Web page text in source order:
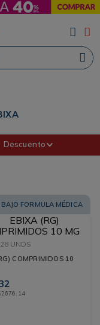
Descuento
FORMULA MÉDICA
UNDS
COMPRIMIDOS 10
2676 14